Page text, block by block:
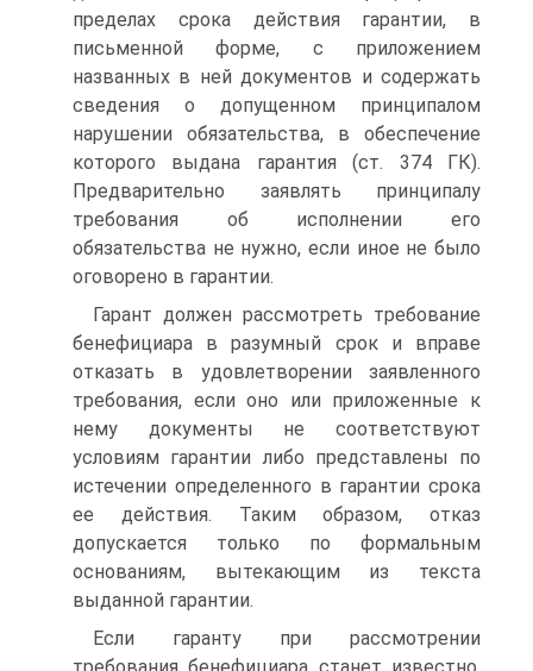
пределах срока действия гарантии, в
письменной форме, с приложением
названных в ней документов и содержать
сведения о допущенном принципалом
нарушении обязательства, в обеспечение
которого выдана гарантия (ст. 374 ГК).
Предварительно заявлять принципалу
требования об исполнении его
обязательства не нужно, если иное не было
оговорено в гарантии.
Гарант должен рассмотреть требование
бенефициара в разумный срок и вправе
отказать в удовлетворении заявленного
требования, если оно или приложенные к
нему документы не соответствуют
условиям гарантии либо представлены по
истечении определенного в гарантии срока
ее действия. Таким образом, отказ
допускается только по формальным
основаниям, вытекающим из текста
выданной гарантии.
Если гаранту при рассмотрении